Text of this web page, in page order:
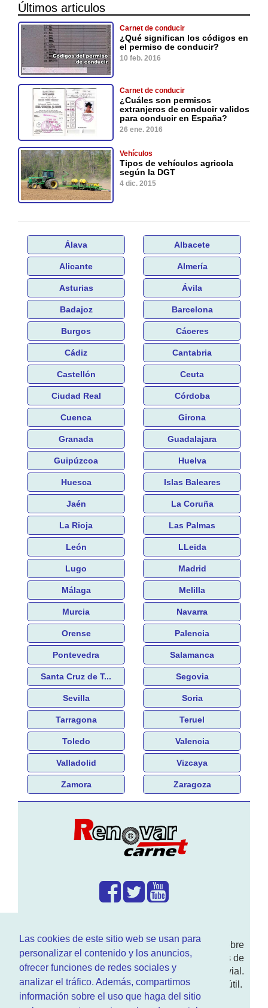
Las cookies de este sitio web se usan para
personalizar el contenido y los anuncios,
ofrecer funciones de redes sociales y
analizar el tráfico. Además, compartimos
información sobre el uso que haga del sitio
Últimos articulos
Carnet de conducir
¿Qué significan los códigos en
el permiso de conducir?
10 feb. 2016
Carnet de conducir
¿Cuáles son permisos
extranjeros de conducir validos
para conducir en España?
26 ene. 2016
Vehículos
Tipos de vehículos agricola
según la DGT
4 dic. 2015
Álava Albacete
Alicante Almería
Asturias Ávila
Badajoz Barcelona
Burgos Cáceres
Cádiz Cantabria
Castellón Ceuta
Ciudad Real Córdoba
Cuenca Girona
Granada Guadalajara
Guipúzcoa Huelva
Huesca Islas Baleares
Jaén La Coruña
La Rioja Las Palmas
León LLeida
Lugo Madrid
Málaga Melilla
Murcia Navarra
Orense Palencia
Pontevedra Salamanca
Santa Cruz de T... Segovia
Sevilla Soria
Tarragona Teruel
Toledo Valencia
Valladolid Vizcaya
Zamora Zaragoza
Enwww.RenovarCarnet.comTe contamos sobre
larenovación del permisode conducir, noticias de
actualidad motor y sobre todo seguridad vial.
Ademas tenemos todo tipo de información DGT útil.